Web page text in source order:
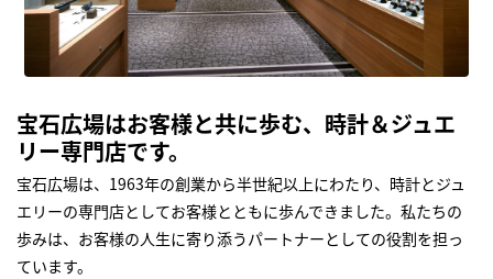
宝石広場はお客様と共に歩む、時計＆ジュエ
リー専門店です。
宝石広場は、1963年の創業から半世紀以上にわたり、時計とジュ
エリーの専門店としてお客様とともに歩んできました。私たちの
歩みは、お客様の人生に寄り添うパートナーとしての役割を担っ
ています。